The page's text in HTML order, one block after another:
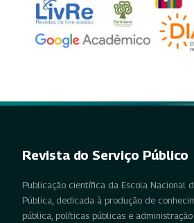
Revista do Serviço Público
Publicação científica da Escola Nacional
Pública, dedicada à produção de
pública, políticas públicas e